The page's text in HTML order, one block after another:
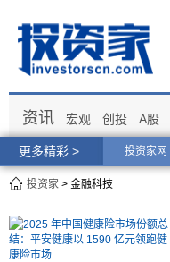
更多精彩 > 投资家网
资讯 宏观 创投 A股
投资家 > 金融科技